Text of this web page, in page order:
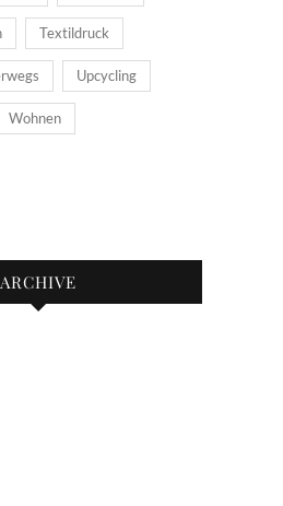
Textildruck
Upcycling
Wohnen
ARCHIVE